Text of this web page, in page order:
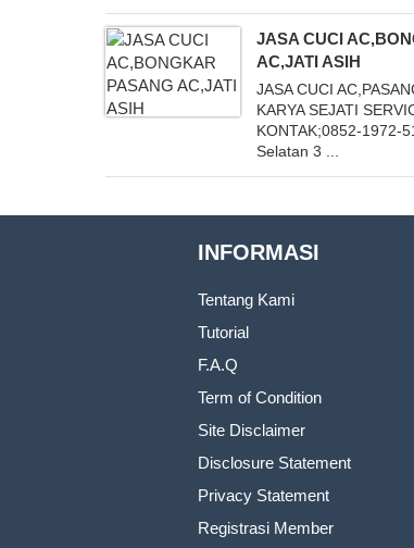
JASA CUCI
AC,JATI ASIH
JASA CUCI
KARYA SEJATI
KONTAK;0852-1972-
Selatan 3 ...
INFORMASI
Tentang Kami
Tutorial
F.A.Q
Term of Condition
Site Disclaimer
Disclosure Statement
Privacy Statement
Registrasi Member